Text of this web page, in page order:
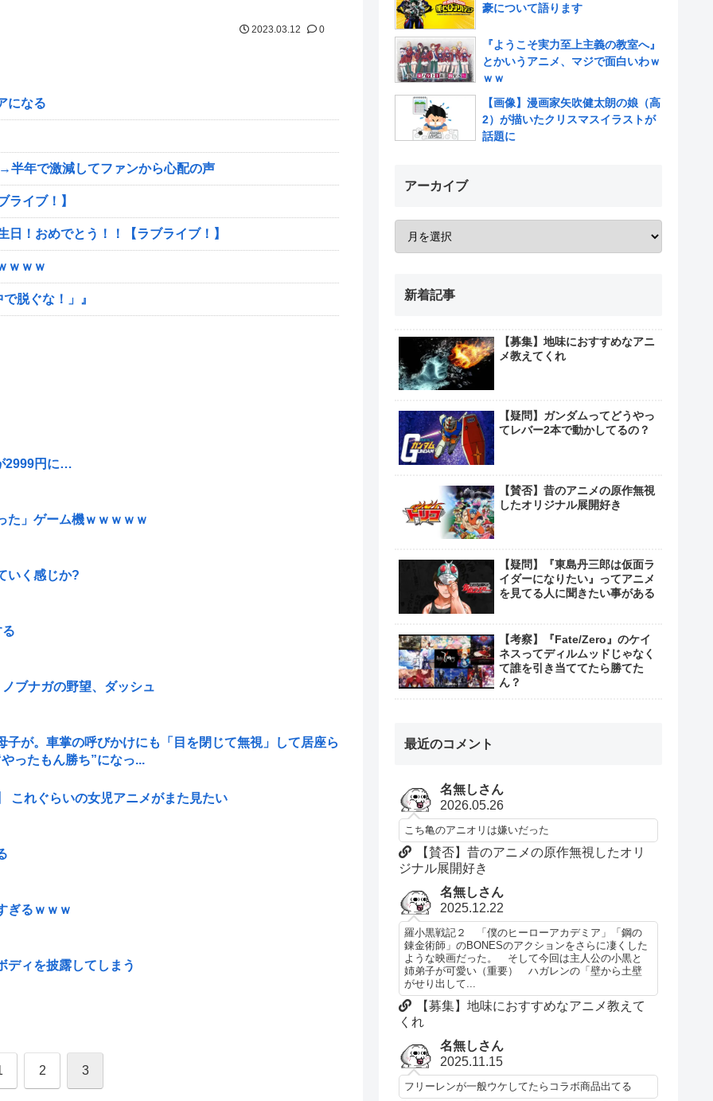
2023.03.12 0
になる
半年で激減してファンから心配の声
イブ！】
！おめでとう！！【ラブライブ！】
ｗｗｗ
脱ぐな！」』
2999円に…
た」ゲーム機ｗｗｗｗｗ
いく感じか?
ブナガの野望、ダッシュ
が。車掌の呼びかけにも「目を閉じて無視」して居座ら
ったもん勝ち”になっ...
これぐらいの女児アニメがまた見たい
ぎるｗｗｗ
ディを披露してしまう
2 3
豪について語ります
『ようこそ実力至上主義の教室へ』
とかいうアニメ、マジで面白いわｗ
ｗｗ
【画像】漫画家矢吹健太朗の娘（高
2）が描いたクリスマスイラストが
話題に
アーカイブ
新着記事
【募集】地味におすすめなアニ
メ教えてくれ
【疑問】ガンダムってどうやっ
てレバー2本で動かしてるの？
【賛否】昔のアニメの原作無視
したオリジナル展開好き
【疑問】『東島丹三郎は仮面ラ
イダーになりたい』ってアニメ
を見てる人に聞きたい事がある
【考察】『Fate/Zero』のケイ
ネスってディルムッドじゃなく
て誰を引き当ててたら勝てた
ん？
最近のコメント
名無しさん
2026.05.26
こち亀のアニオリは嫌いだった
【賛否】昔のアニメの原作無視したオリ
ジナル展開好き
名無しさん
2025.12.22
羅小黒戦記２ 「僕のヒーローアカデミア」「鋼の
錬金術師」のBONESのアクションをさらに凄くした
ような映画だった。 そして今回は主人公の小黒と
姉弟子が可愛い（重要） ハガレンの「壁から土壁
がせり出して...
【募集】地味におすすめなアニメ教えて
くれ
名無しさん
2025.11.15
フリーレンが一般ウケしてたらコラボ商品出てる